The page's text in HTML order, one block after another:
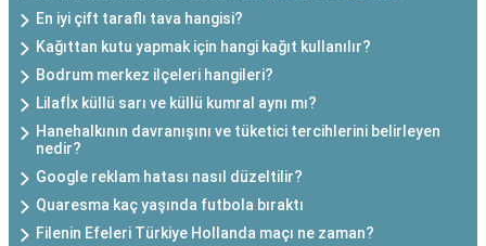
En iyi çift taraflı tava hangisi?
Kağıttan kutu yapmak için hangi kağıt kullanılır?
Bodrum merkez ilçeleri hangileri?
Lilafİx küllü sarı ve küllü kumral aynı mı?
Hanehalkının davranışını ve tüketici tercihlerini belirleyen
nedir?
Google reklam hatası nasıl düzeltilir?
Quaresma kaç yaşında futbola bıraktı
Filenin Efeleri Türkiye Hollanda maçı ne zaman?